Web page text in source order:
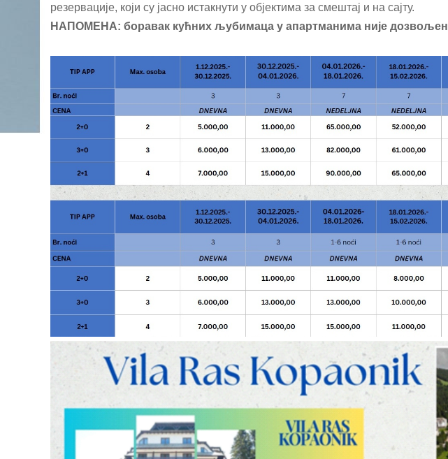
резервације, који су јасно истакнути у објектима за смештај и на сајту.
НАПОМЕНА: боравак кућних љубимаца у апартманима није дозвољен